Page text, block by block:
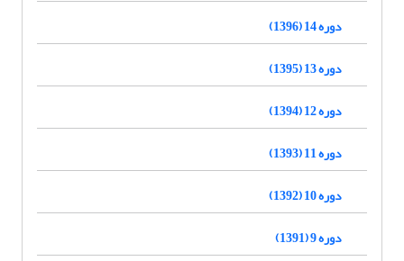
دوره 14 (1396)
دوره 13 (1395)
دوره 12 (1394)
دوره 11 (1393)
دوره 10 (1392)
دوره 9 (1391)